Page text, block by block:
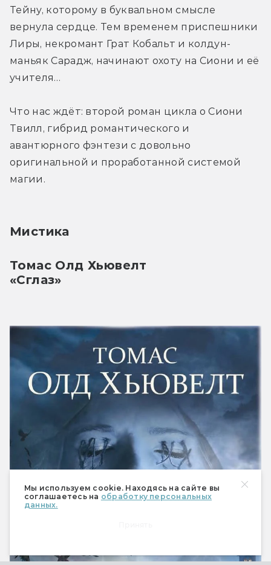
Мы используем cookie. Находясь на сайте вы
соглашаетесь на обработку персональных
данных.
Тейну, которому в буквальном смысле
вернула сердце. Тем временем приспешники
Лиры, некромант Грат Кобальт и колдун-
маньяк Сарадж, начинают охоту на Сиони и её
учителя…
Что нас ждёт: второй роман цикла о Сиони
Твилл, гибрид романтического и
авантюрного фэнтези с довольно
оригинальной и проработанной системой
магии.
Мистика
Томас Олд Хьювелт
«Сглаз»